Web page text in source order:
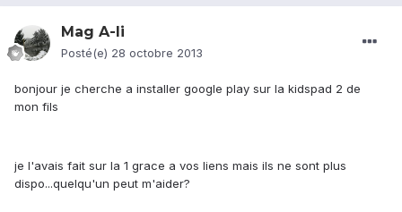
Mag A-li
Posté(e) 28 octobre 2013
bonjour je cherche a installer google play sur la kidspad 2 de
mon fils
je l'avais fait sur la 1 grace a vos liens mais ils ne sont plus
dispo...quelqu'un peut m'aider?